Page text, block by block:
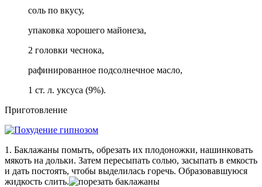
соль по вкусу,
упаковка хорошего майонеза,
2 головки чеснока,
рафинированное подсолнечное масло,
1 ст. л. уксуса (9%).
Приготовление
1. Баклажаны помыть, обрезать их плодоножки, нашинковать
мякоть на дольки. Затем пересыпать солью, засыпать в емкость
и дать постоять, чтобы выделилась горечь. Образовавшуюся
жидкость слить.